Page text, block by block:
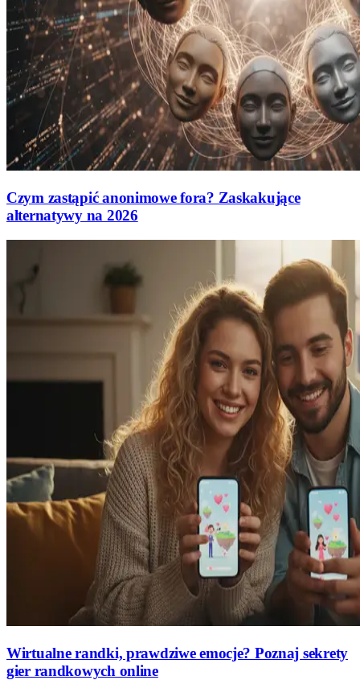
Czym zastąpić anonimowe fora? Zaskakujące
alternatywy na 2026
Wirtualne randki, prawdziwe emocje? Poznaj sekrety
gier randkowych online